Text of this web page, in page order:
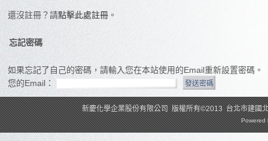
還沒註冊？請點擊此處註冊 。
忘記密碼
如果忘記了自己的密碼，請輸入您在本站使用的Email重新設置密碼。
您的Email：
新慶化學企業股份有限公司 版權所有©2013 台北市建
Powered